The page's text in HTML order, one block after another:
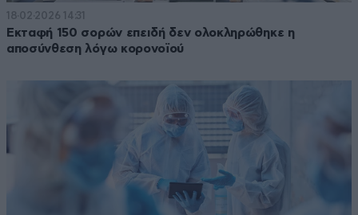
18·02·2026 14:31
Εκταφή 150 σορών επειδή δεν ολοκληρώθηκε η
αποσύνθεση λόγω κορονοϊού